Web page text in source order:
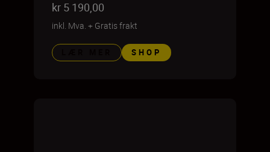
kr 5 190,00
inkl. Mva. + Gratis frakt
SHOP